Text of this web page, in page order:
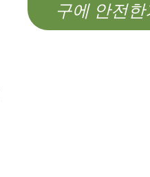
구에 안전한